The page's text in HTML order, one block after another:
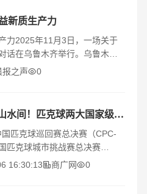
新质生产力
力2025年11月3日，一场关于
话在乌鲁木齐举行。乌鲁木齐
代表司宸旭先生与兵团宝玉石
报之声 0
挥拍山水间！匹克球两大国家级总决赛齐聚桂林
匹克球巡回赛总决赛（CPC-
匹克球城市挑战赛总决赛
）赛事发布会在广西桂林隆重
16:30:13 商广网 0